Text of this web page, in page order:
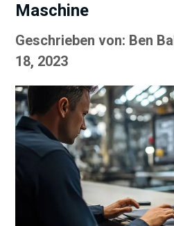
Maschine
Geschrieben von: Ben
18, 2023